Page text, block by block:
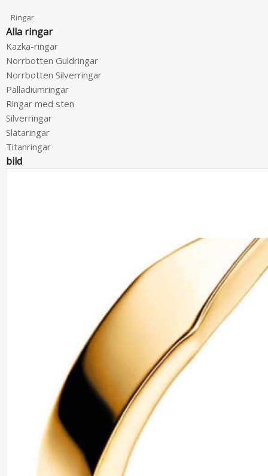
Ringar
Alla ringar
Kazka-ringar
Norrbotten Guldringar
Norrbotten Silverringar
Palladiumringar
Ringar med sten
Silverringar
Slätaringar
Titanringar
bild